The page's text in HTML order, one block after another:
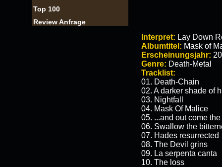
Top 100
Review Anfrage
Interpret: Lay Down
Albumtitel: Mask of
Erscheinungsjahr:
Genre: Death-Metal
Tracklist:
01. Death-Chain
02. A darker shade of
03. Nightfall
04. Mask Of Malice
05. ...and out come
06. Swallow the
07. Hades resurrected
08. The Devil grins
09. La serpenta canta
10. The loss